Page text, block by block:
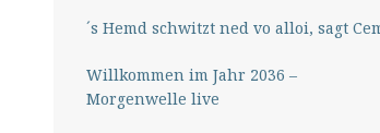
´s Hemd schwitzt ned vo alloi, sagt
Willkommen im Jahr 2036 –
Morgenwelle live